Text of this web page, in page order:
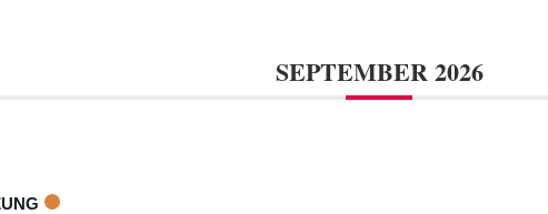
SEPTEMBER 2026